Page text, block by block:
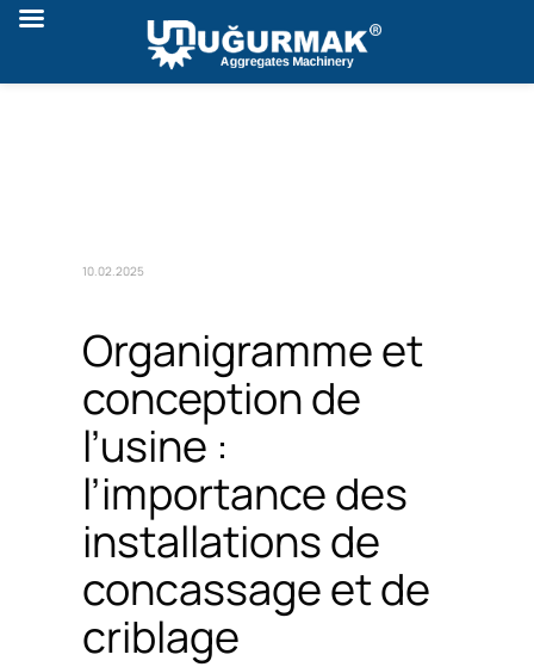
10.02.2025
Organigramme et
conception de
l’usine :
l’importance des
installations de
concassage et de
criblage